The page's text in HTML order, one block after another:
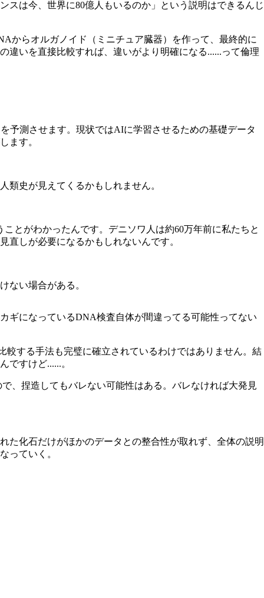
は今、世界に80億人もいるのか」という説明はできるんじ
らオルガノイド（ミニチュア臓器）を作って、最終的に
違いを直接比較すれば、違いがより明確になる......って倫理
予測させます。現状ではAIに学習させるための基礎データ
ます。
史が見えてくるかもしれません。
とがわかったんです。デニソワ人は約60万年前に私たちと
しが必要になるかもしれないんです。
ない場合がある。
ギになっているDNA検査自体が間違ってる可能性ってない
する手法も完璧に確立されているわけではありません。結
ですけど......。
、捏造してもバレない可能性はある。バレなければ大発見
た化石だけがほかのデータとの整合性が取れず、全体の説明
っていく。